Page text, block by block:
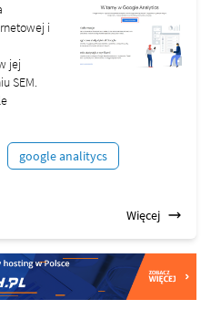
i
jej
SEM.
google analitycs
Więcej